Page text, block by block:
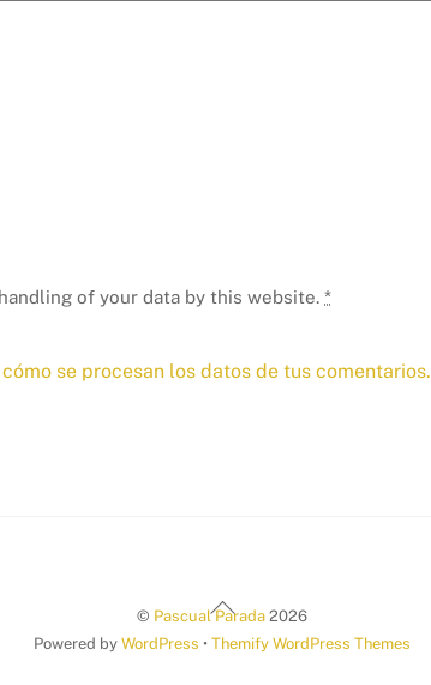
of your data by this website. *
se procesan los datos de tus comentarios.
Back
To
© Pascual Parada 2026
Powered by WordPress • Themify WordPress Themes